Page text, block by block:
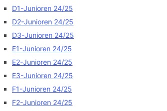
D1-Junioren 24/25
D2-Junioren 24/25
D3-Junioren 24/25
E1-Junioren 24/25
E2-Junioren 24/25
E3-Junioren 24/25
F1-Junioren 24/25
F2-Junioren 24/25